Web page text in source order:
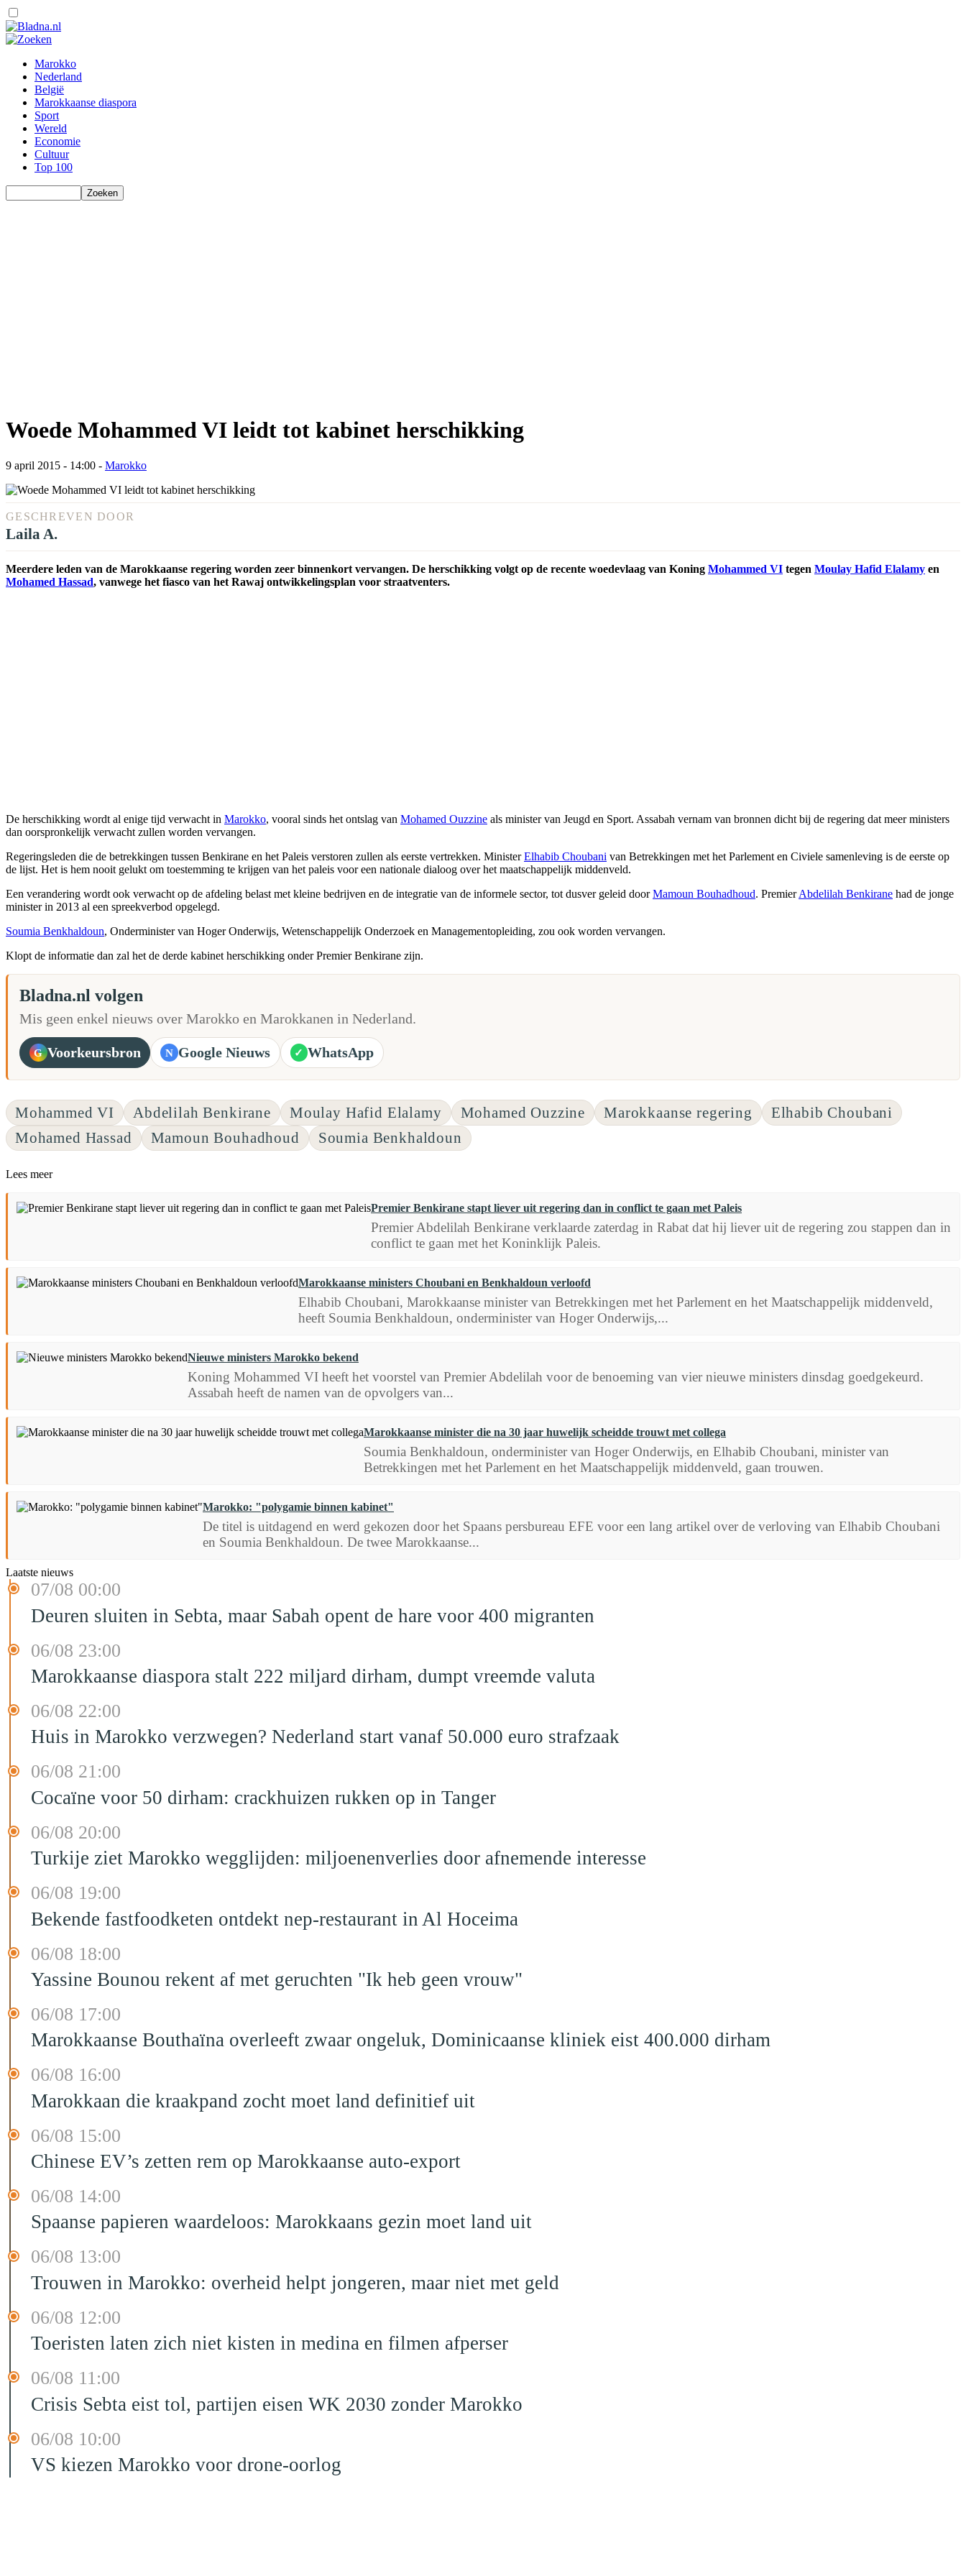
Marokko
Nederland
België
Marokkaanse diaspora
Sport
Wereld
Economie
Cultuur
Top 100
Woede Mohammed VI leidt tot kabinet herschikking
9 april 2015 - 14:00 - Marokko
GESCHREVEN DOOR
Laila A.
Meerdere leden van de Marokkaanse regering worden zeer binnenkort vervangen. De herschikking volgt op de recente woedevlaag van Koning Mohammed VI tegen Moulay Hafid Elalamy en
Mohamed Hassad, vanwege het fiasco van het Rawaj ontwikkelingsplan voor straatventers.
De herschikking wordt al enige tijd verwacht in Marokko, vooral sinds het ontslag van Mohamed Ouzzine als minister van Jeugd en Sport. Assabah vernam van bronnen dicht bij de regering dat meer ministers
dan oorspronkelijk verwacht zullen worden vervangen.
Regeringsleden die de betrekkingen tussen Benkirane en het Paleis verstoren zullen als eerste vertrekken. MinisterElhabib Choubani van Betrekkingen met het Parlement en Civiele samenleving is de eerste op
de lijst. Het is hem nooit gelukt om toestemming te krijgen van het paleis voor een nationale dialoog over het maatschappelijk middenveld.
Een verandering wordt ook verwacht op de afdeling belast met kleine bedrijven en de integratie van de informele sector, tot dusver geleid doorMamoun Bouhadhoud. PremierAbdelilah Benkirane had de jonge
minister in 2013 al een spreekverbod opgelegd.
Soumia Benkhaldoun, Onderminister van Hoger Onderwijs, Wetenschappelijk Onderzoek en Managementopleiding, zou ook worden vervangen.
Klopt de informatie dan zal het de derde kabinet herschikking onder Premier Benkirane zijn.
Bladna.nl volgen
Mis geen enkel nieuws over Marokko en Marokkanen in Nederland.
G Voorkeursbron N Google Nieuws ✓ WhatsApp
Mohammed VI Abdelilah Benkirane Moulay Hafid Elalamy Mohamed Ouzzine Marokkaanse regering
Elhabib Choubani
Mohamed Hassad
Mamoun Bouhadhoud Soumia Benkhaldoun
Lees meer
Premier Benkirane stapt liever uit regering dan in conflict te gaan met Paleis
Premier Abdelilah Benkirane verklaarde zaterdag in Rabat dat hij liever uit de regering zou stappen dan in
conflict te gaan met het Koninklijk Paleis.
Marokkaanse ministers Choubani en Benkhaldoun verloofd
Elhabib Choubani, Marokkaanse minister van Betrekkingen met het Parlement en het Maatschappelijk middenveld,
heeft Soumia Benkhaldoun, onderminister van Hoger Onderwijs,...
Nieuwe ministers Marokko bekend
Koning Mohammed VI heeft het voorstel van Premier Abdelilah voor de benoeming van vier nieuwe ministers dinsdag goedgekeurd.
Assabah heeft de namen van de opvolgers van...
Marokkaanse minister die na 30 jaar huwelijk scheidde trouwt met collega
Soumia Benkhaldoun, onderminister van Hoger Onderwijs, en Elhabib Choubani, minister van
Betrekkingen met het Parlement en het Maatschappelijk middenveld, gaan trouwen.
Marokko: "polygamie binnen kabinet"
De titel is uitdagend en werd gekozen door het Spaans persbureau EFE voor een lang artikel over de verloving van Elhabib Choubani
en Soumia Benkhaldoun. De twee Marokkaanse...
Laatste nieuws
07/08 00:00
Deuren sluiten in Sebta, maar Sabah opent de hare voor 400 migranten
06/08 23:00
Marokkaanse diaspora stalt 222 miljard dirham, dumpt vreemde valuta
06/08 22:00
Huis in Marokko verzwegen? Nederland start vanaf 50.000 euro strafzaak
06/08 21:00
Cocaïne voor 50 dirham: crackhuizen rukken op in Tanger
06/08 20:00
Turkije ziet Marokko wegglijden: miljoenenverlies door afnemende interesse
06/08 19:00
Bekende fastfoodketen ontdekt nep-restaurant in Al Hoceima
06/08 18:00
Yassine Bounou rekent af met geruchten "Ik heb geen vrouw"
06/08 17:00
Marokkaanse Bouthaïna overleeft zwaar ongeluk, Dominicaanse kliniek eist 400.000 dirham
06/08 16:00
Marokkaan die kraakpand zocht moet land definitief uit
06/08 15:00
Chinese EV’s zetten rem op Marokkaanse auto-export
06/08 14:00
Spaanse papieren waardeloos: Marokkaans gezin moet land uit
06/08 13:00
Trouwen in Marokko: overheid helpt jongeren, maar niet met geld
06/08 12:00
Toeristen laten zich niet kisten in medina en filmen afperser
06/08 11:00
Crisis Sebta eist tol, partijen eisen WK 2030 zonder Marokko
06/08 10:00
VS kiezen Marokko voor drone-oorlog